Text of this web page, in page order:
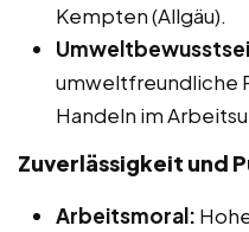
Kempten (Allgäu).
umweltfreundliche
Handeln im
Zuverlässigkeit und
Arbeitsmoral: